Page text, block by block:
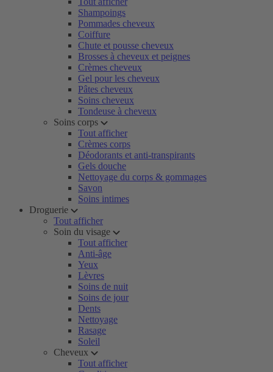
Shampoings
Pommades cheveux
Coiffure
Chute et pousse cheveux
Brosses à cheveux et peignes
Crèmes cheveux
Gel pour les cheveux
Pâtes cheveux
Soins cheveux
Tondeuse à cheveux
Soins corps
Tout afficher
Crèmes corps
Déodorants et anti-transpirants
Gels douche
Nettoyage du corps & gommages
Savon
Soins intimes
Droguerie
Tout afficher
Soin du visage
Tout afficher
Anti-âge
Yeux
Lèvres
Soins de nuit
Soins de jour
Dents
Nettoyage
Rasage
Soleil
Cheveux
Tout afficher